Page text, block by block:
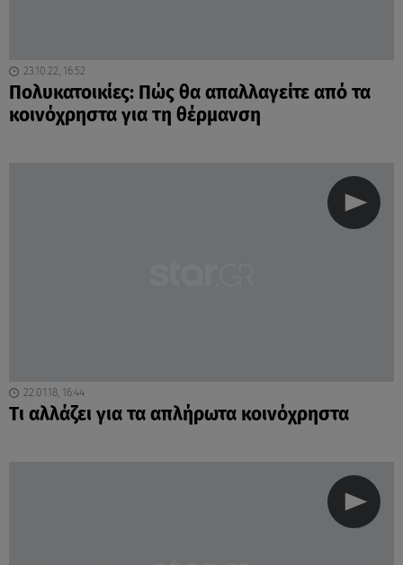
23.10.22, 16:52
Πολυκατοικίες: Πώς θα απαλλαγείτε από τα
κοινόχρηστα για τη θέρμανση
22.01.18, 16:44
Tι αλλάζει για τα απλήρωτα κοινόχρηστα